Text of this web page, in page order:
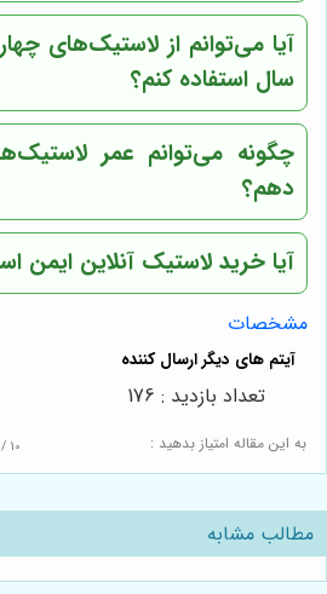
آیا می‌توانم از لاستیک‌های
سال استفاده کنم؟
چگونه می‌توانم عمر
دهم؟
آیا خرید لاستیک آنلاین ایمن
مشخصات
به این مقاله امتیاز بدهید : / 10
تعداد بازدید : 176
مطالب مشابه